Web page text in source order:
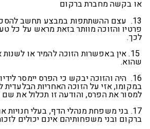
או בקשה מחברת ברקום
13. עצם ההשתתפות במבצע תחשב
פרטיו והזוכה מוותר בזאת מראש על כל
לכך.
15. אין באפשרות הזוכה להמיר או
שהוא.
16. היה והזוכה יבקש כי הפרס יימסר
במקומו, אזי על הזוכה האחריות הבלעדית
למסור את הפרס, והודעה זו תכלול את שם
17. בני משפחת מנהלי הדף, בעלי חנויות
ברקום ובני משפחותיהם אינם יכולים